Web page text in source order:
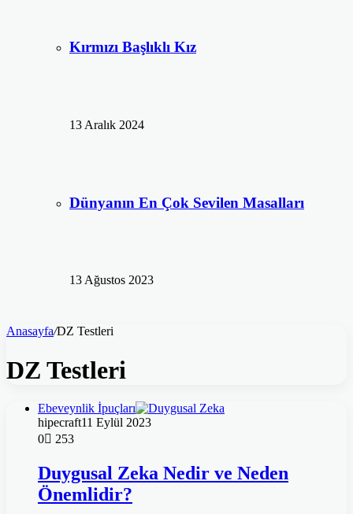
Kırmızı Başlıklı Kız
13 Aralık 2024
Dünyanın En Çok Sevilen Masalları
13 Ağustos 2023
Anasayfa/DZ Testleri
DZ Testleri
Ebeveynlik İpuçları
hipecraft11 Eylül 2023
0
253
Duygusal Zeka Nedir ve Neden
Önemlidir?